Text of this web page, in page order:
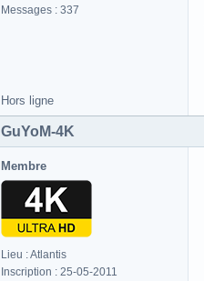
Messages : 337
Hors ligne
GuYoM-4K
Membre
Lieu : Atlantis
Inscription : 25-05-2011